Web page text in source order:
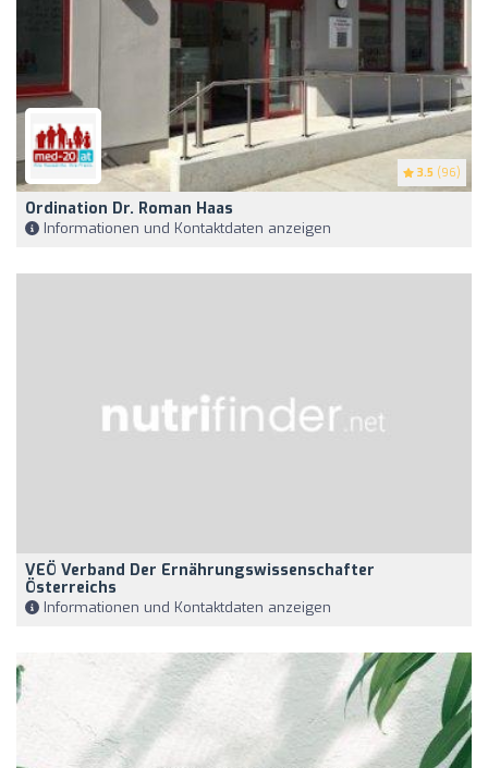
3.5 (96)
Ordination Dr. Roman Haas
Informationen und Kontaktdaten anzeigen
VEÖ Verband Der Ernährungswissenschafter
Österreichs
Informationen und Kontaktdaten anzeigen